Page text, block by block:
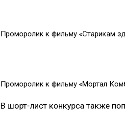
Проморолик к фильму «Старикам
Проморолик к фильму «Мортал
В шорт-лист конкурса также